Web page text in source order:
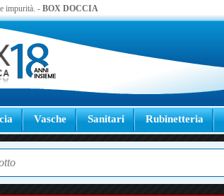
impurità. - BOX DOCCIA
Vasche Sanitari Rubinetteria